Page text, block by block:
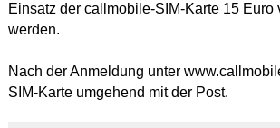
Einsatz der callmobile-SIM-Karte 15 Euro
werden.
Nach der Anmeldung unter
SIM-Karte umgehend mit der Post.